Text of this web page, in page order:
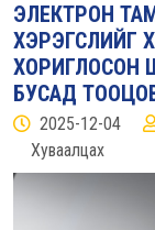
ЭЛЕКТРОН
ХЭРЭГСЛИЙГ
ХОРИГЛОСОН
БУСАД
2025-12-04
Хуваалцах